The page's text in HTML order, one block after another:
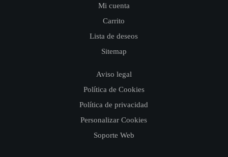
Mi cuenta
Carrito
Lista de deseos
Sitemap
Aviso legal
Política de Cookies
Política de privacidad
Personalizar Cookies
Soporte Web